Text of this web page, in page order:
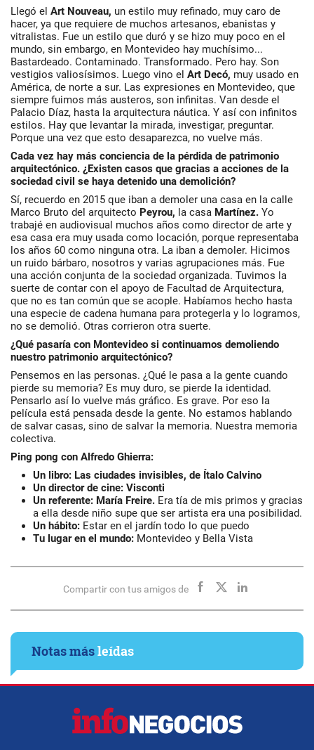
Llegó el Art Nouveau, un estilo muy refinado, muy caro de
hacer, ya que requiere de muchos artesanos, ebanistas y
vitralistas. Fue un estilo que duró y se hizo muy poco en el
mundo, sin embargo, en Montevideo hay muchísimo...
Bastardeado. Contaminado. Transformado. Pero hay. Son
vestigios valiosísimos. Luego vino el Art Decó, muy usado en
América, de norte a sur. Las expresiones en Montevideo, que
siempre fuimos más austeros, son infinitas. Van desde el
Palacio Díaz, hasta la arquitectura náutica. Y así con infinitos
estilos. Hay que levantar la mirada, investigar, preguntar.
Porque una vez que esto desaparezca, no vuelve más.
Cada vez hay más conciencia de la pérdida de patrimonio
arquitectónico. ¿Existen casos que gracias a acciones de la
sociedad civil se haya detenido una demolición?
Sí, recuerdo en 2015 que iban a demoler una casa en la calle
Marco Bruto del arquitecto Peyrou, la casa Martínez. Yo
trabajé en audiovisual muchos años como director de arte y
esa casa era muy usada como locación, porque representaba
los años 60 como ninguna otra. La iban a demoler. Hicimos
un ruido bárbaro, nosotros y varias agrupaciones más. Fue
una acción conjunta de la sociedad organizada. Tuvimos la
suerte de contar con el apoyo de Facultad de Arquitectura,
que no es tan común que se acople. Habíamos hecho hasta
una especie de cadena humana para protegerla y lo logramos,
no se demolió. Otras corrieron otra suerte.
¿Qué pasaría con Montevideo si continuamos demoliendo
nuestro patrimonio arquitectónico?
Pensemos en las personas. ¿Qué le pasa a la gente cuando
pierde su memoria? Es muy duro, se pierde la identidad.
Pensarlo así lo vuelve más gráfico. Es grave. Por eso la
película está pensada desde la gente. No estamos hablando
de salvar casas, sino de salvar la memoria. Nuestra memoria
colectiva.
Ping pong con Alfredo Ghierra:
Un libro: Las ciudades invisibles, de Ítalo Calvino
Un director de cine: Visconti
Un referente: María Freire. Era tía de mis primos y gracias
a ella desde niño supe que ser artista era una posibilidad.
Un hábito: Estar en el jardín todo lo que puedo
Tu lugar en el mundo: Montevideo y Bella Vista
Compartir con tus amigos de
Notas másleídas